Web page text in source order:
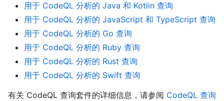
用于 CodeQL 分析的 Java 和 Kotlin 查询
用于 CodeQL 分析的 JavaScript 和 TypeScript 查询
用于 CodeQL 分析的 Go 查询
用于 CodeQL 分析的 Ruby 查询
用于 CodeQL 分析的 Rust 查询
用于 CodeQL 分析的 Swift 查询
有关 CodeQL 查询套件的详细信息，请参阅 CodeQL 查询